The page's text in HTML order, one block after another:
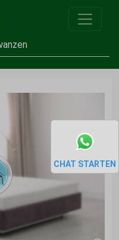
CHAT STARTEN